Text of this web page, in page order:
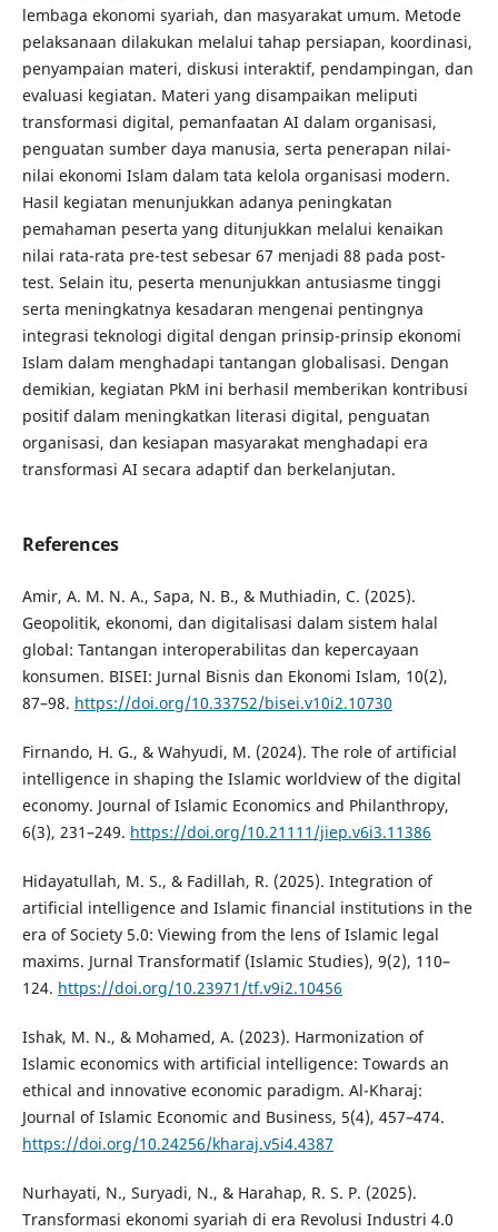
lembaga ekonomi syariah, dan masyarakat umum. Metode
pelaksanaan dilakukan melalui tahap persiapan, koordinasi,
penyampaian materi, diskusi interaktif, pendampingan, dan
evaluasi kegiatan. Materi yang disampaikan meliputi
transformasi digital, pemanfaatan AI dalam organisasi,
penguatan sumber daya manusia, serta penerapan nilai-
nilai ekonomi Islam dalam tata kelola organisasi modern.
Hasil kegiatan menunjukkan adanya peningkatan
pemahaman peserta yang ditunjukkan melalui kenaikan
nilai rata-rata pre-test sebesar 67 menjadi 88 pada post-
test. Selain itu, peserta menunjukkan antusiasme tinggi
serta meningkatnya kesadaran mengenai pentingnya
integrasi teknologi digital dengan prinsip-prinsip ekonomi
Islam dalam menghadapi tantangan globalisasi. Dengan
demikian, kegiatan PkM ini berhasil memberikan kontribusi
positif dalam meningkatkan literasi digital, penguatan
organisasi, dan kesiapan masyarakat menghadapi era
transformasi AI secara adaptif dan berkelanjutan.
References
Amir, A. M. N. A., Sapa, N. B., & Muthiadin, C. (2025).
Geopolitik, ekonomi, dan digitalisasi dalam sistem halal
global: Tantangan interoperabilitas dan kepercayaan
konsumen. BISEI: Jurnal Bisnis dan Ekonomi Islam, 10(2),
87–98. https://doi.org/10.33752/bisei.v10i2.10730
Firnando, H. G., & Wahyudi, M. (2024). The role of artificial
intelligence in shaping the Islamic worldview of the digital
economy. Journal of Islamic Economics and Philanthropy,
6(3), 231–249. https://doi.org/10.21111/jiep.v6i3.11386
Hidayatullah, M. S., & Fadillah, R. (2025). Integration of
artificial intelligence and Islamic financial institutions in the
era of Society 5.0: Viewing from the lens of Islamic legal
maxims. Jurnal Transformatif (Islamic Studies), 9(2), 110–
124. https://doi.org/10.23971/tf.v9i2.10456
Ishak, M. N., & Mohamed, A. (2023). Harmonization of
Islamic economics with artificial intelligence: Towards an
ethical and innovative economic paradigm. Al-Kharaj:
Journal of Islamic Economic and Business, 5(4), 457–474.
https://doi.org/10.24256/kharaj.v5i4.4387
Nurhayati, N., Suryadi, N., & Harahap, R. S. P. (2025).
Transformasi ekonomi syariah di era Revolusi Industri 4.0